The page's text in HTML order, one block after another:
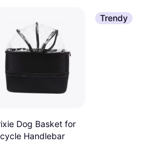
Dog Basket for
Handlebar
Trendy